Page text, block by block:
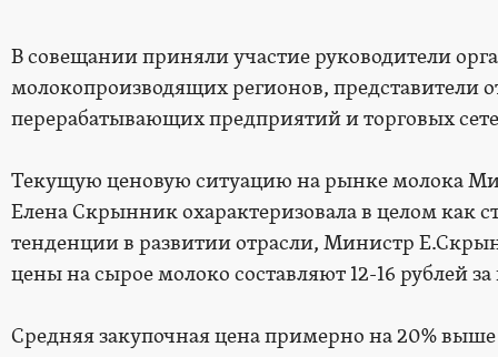
В совещании приняли участие руководители
молокопроизводящих регионов, представители
перерабатывающих предприятий и торговых
Текущую ценовую ситуацию на рынке молока
Елена Скрынник охарактеризовала в целом как
тенденции в развитии отрасли, Министр
цены на сырое молоко составляют 12-16 рублей
Средняя закупочная цена примерно на 20%